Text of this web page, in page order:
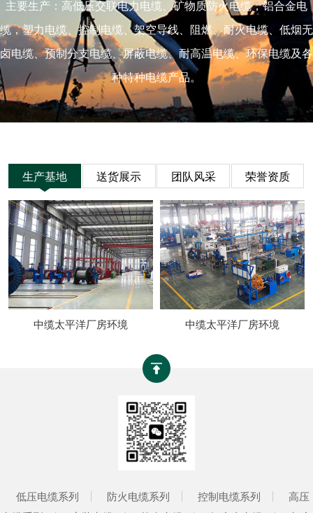
主要生产：高低压交联电力电缆、矿物质防火电缆，铝合金电
缆，塑力电缆、控制电缆、架空导线、阻燃、耐火电缆、低烟无
卤电缆、预制分支电缆、屏蔽电缆、耐高温电缆、环保电缆及各
种特种电缆产品。
生产基地 送货展示 团队风采 荣誉资质
中缆太平洋厂房环境 中缆太平洋厂房环境
低压电缆系列 防火电缆系列 控制电缆系列
高压